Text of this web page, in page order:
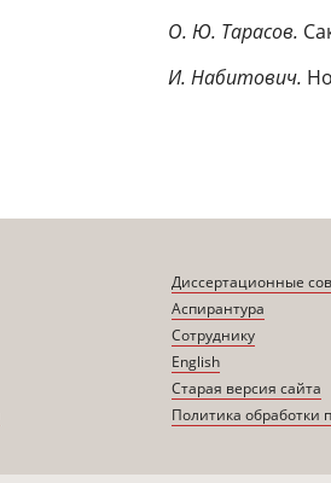
О. Ю. Тарасов.
И. Набитович.
Диссертационные
Аспирантура
Сотруднику
English
Старая версия сайта
Политика обработки